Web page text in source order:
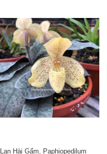
Lan Hài Gấm, Paphiopedilum